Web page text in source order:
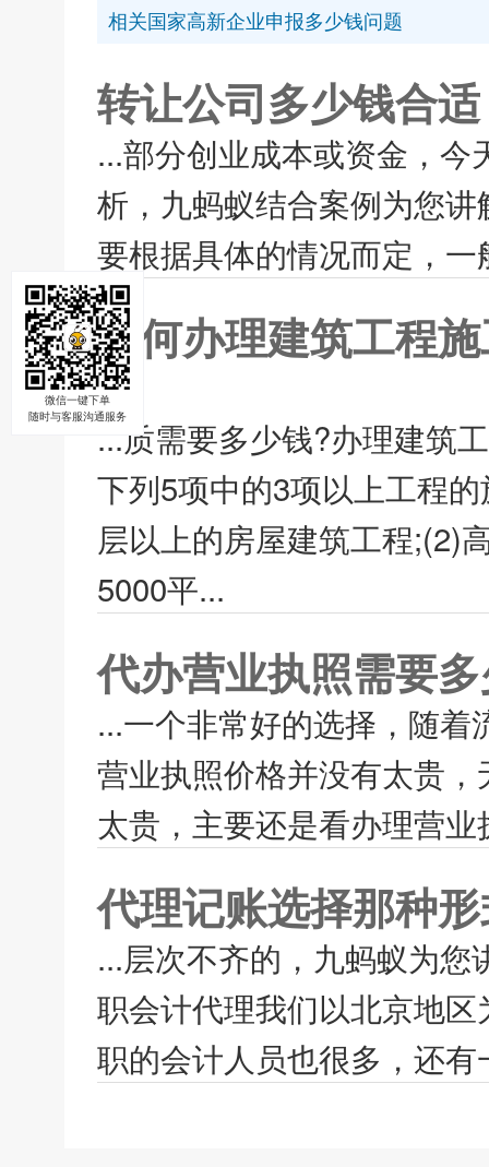
相关国家高新企业申报多少钱问题
转让公司多少钱合适
...部分创业成本或资金，
析，九蚂蚁结合案例为您
要根据具体的情况而定，
如何办理建筑工程
办
...质需要多少钱?办理建筑
下列5项中的3项以上工程
层以上的房屋建筑工程;(2)
5000平...
代办营业执照需要
...一个非常好的选择，随
营业执照价格并没有太贵
太贵，主要还是看办理营
代理记账选择那种
...层次不齐的，九蚂蚁为
职会计代理我们以北京地
职的会计人员也很多，还
微信一键下单
随时与客服沟通服务